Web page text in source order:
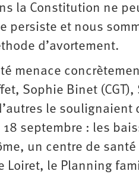
la Constitution ne
persiste et nous
d’avortement.
menace
Sophie Binet
le
septembre : les
un centre de
Loiret, le Planning